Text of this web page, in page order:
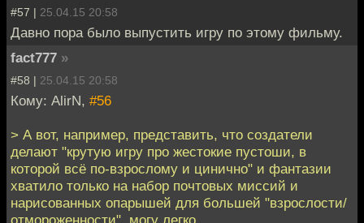
#57 | 25.04.15 20:58
Давно пора было выпустить игру по этому фильму.
fact777 »
#58 | 25.04.15 20:58
Кому: AlirN, #56
> А вот, например, представить, что создатели
делают "крутую игру про жестокие пустоши, в
которой всё по-взрослому и цинично" и фантазии
хватило только на набор почтовых миссий и
нарисованных опарышей для большей "взрослости/